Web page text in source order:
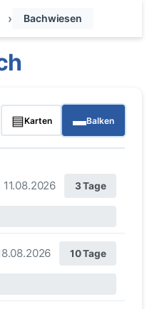
Bachwiesen
▤Karten ▬Balken
11.08.2026 3 Tage
10 Tage